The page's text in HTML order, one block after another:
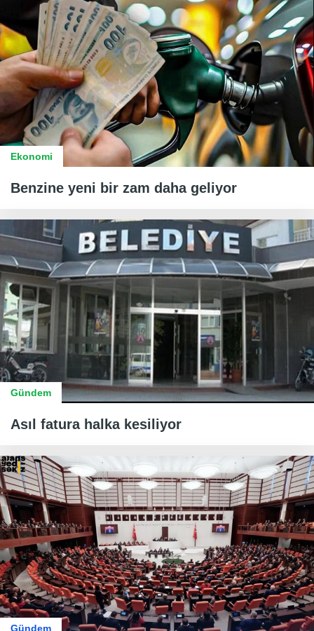
Ekonomi
Benzine yeni bir zam daha geliyor
Gündem
Asıl fatura halka kesiliyor
Gündem